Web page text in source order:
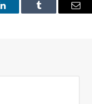
LinkedIn Tumblr